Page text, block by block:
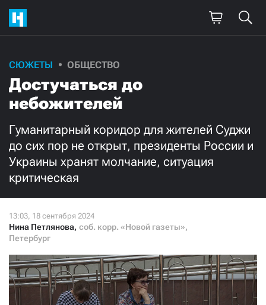
СЮЖЕТЫ ОБЩЕСТВО
Достучаться до
небожителей
Гуманитарный коридор для жителей Суджи
до сих пор не открыт, президенты России и
Украины хранят молчание, ситуация
критическая
Нина Петлянова, соб. корр. «Новой газеты»,
Петербург